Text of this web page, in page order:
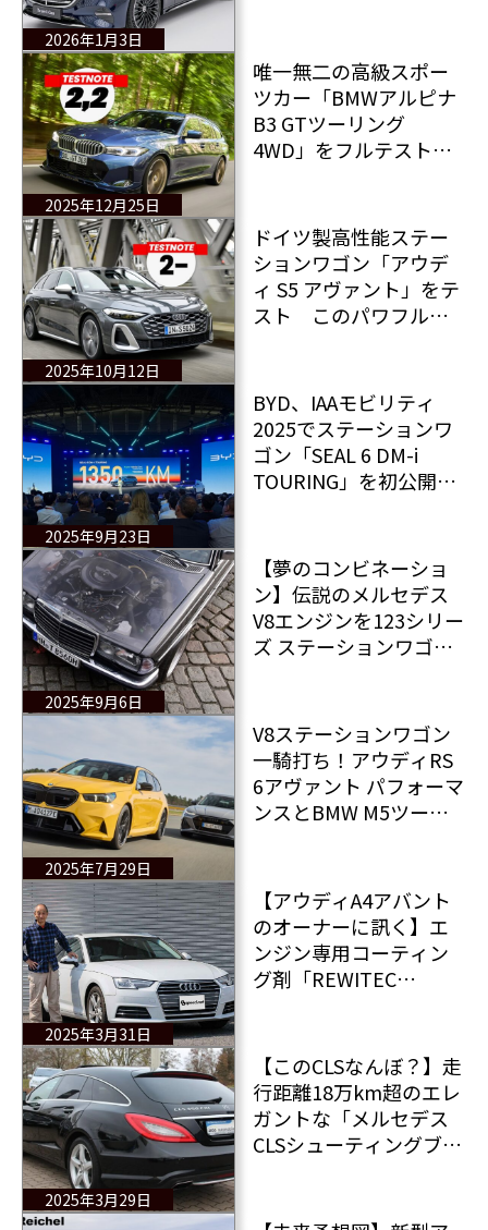
2026年1月3日
2025年12月25日
唯一無二の高級スポー
ツカー「BMWアルピナ
B3 GTツーリング
4WD」をフルテストで
2025年10月12日
ドイツ製高性能ステー
ションワゴン「アウデ
ィ S5 アヴァント」をテ
スト このパワフルな
2025年9月23日
BYD、IAAモビリティ
2025でステーションワ
ゴン「SEAL 6 DM-i
TOURING」を初公開
発表
2025年9月6日
【夢のコンビネーショ
ン】伝説のメルセデス
V8エンジンを123シリー
ズ ステーションワゴン
560TE」物語
2025年7月29日
V8ステーションワゴン
一騎打ち！アウディRS
6アヴァント パフォーマ
ンスとBMW M5ツーリ
2025年3月31日
【アウディA4アバント
のオーナーに訊く】エ
ンジン専用コーティン
グ剤「REWITEC
ト）」を選ぶ理由
2025〜#3
2025年3月29日
【このCLSなんぼ？】走
行距離18万km超のエレ
ガントな「メルセデス
CLSシューティングブレ